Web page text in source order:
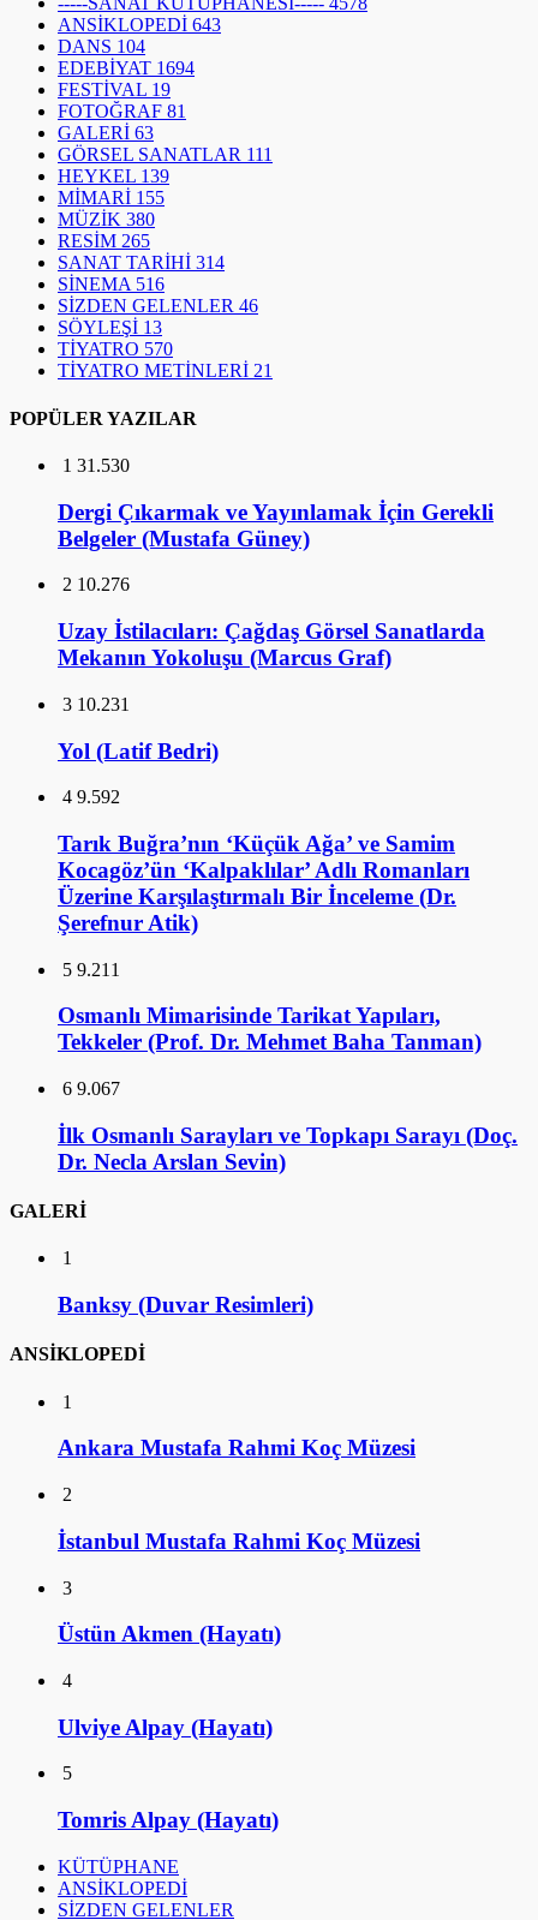
ANSİKLOPEDİ 643
DANS 104
EDEBİYAT 1694
FESTİVAL 19
FOTOĞRAF 81
GALERİ 63
GÖRSEL SANATLAR 111
HEYKEL 139
MİMARİ 155
MÜZİK 380
RESİM 265
SANAT TARİHİ 314
SİNEMA 516
SİZDEN GELENLER 46
SÖYLEŞİ 13
TİYATRO 570
TİYATRO METİNLERİ 21
POPÜLER YAZILAR
1 31.530
Dergi Çıkarmak ve Yayınlamak İçin Gerekli
Belgeler (Mustafa Güney)
2 10.276
Uzay İstilacıları: Çağdaş Görsel Sanatlarda
Mekanın Yokoluşu (Marcus Graf)
3 10.231
Yol (Latif Bedri)
4 9.592
Tarık Buğra’nın ‘Küçük Ağa’ ve Samim
Kocagöz’ün ‘Kalpaklılar’ Adlı Romanları
Üzerine Karşılaştırmalı Bir İnceleme (Dr.
Şerefnur Atik)
5 9.211
Osmanlı Mimarisinde Tarikat Yapıları,
Tekkeler (Prof. Dr. Mehmet Baha Tanman)
6 9.067
İlk Osmanlı Sarayları ve Topkapı Sarayı (Doç.
Dr. Necla Arslan Sevin)
GALERİ
1
Banksy (Duvar Resimleri)
ANSİKLOPEDİ
1
Ankara Mustafa Rahmi Koç Müzesi
2
İstanbul Mustafa Rahmi Koç Müzesi
3
Üstün Akmen (Hayatı)
4
Ulviye Alpay (Hayatı)
5
Tomris Alpay (Hayatı)
KÜTÜPHANE
ANSİKLOPEDİ
SİZDEN GELENLER